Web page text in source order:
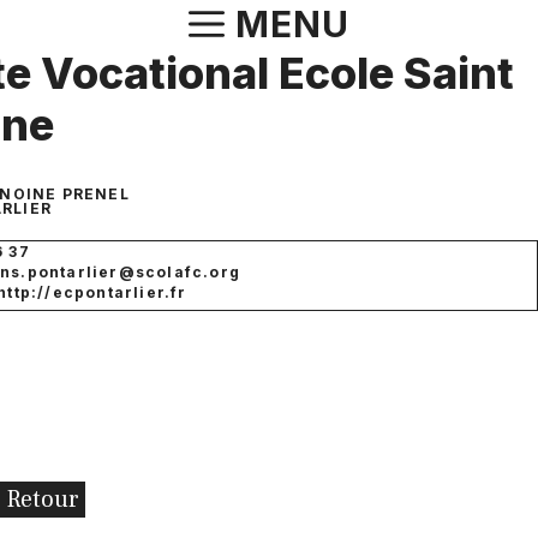
au
contenu
MENU
Vocational Ecole Saint
PRENEL
37
ecpontarlier.fr
Retour